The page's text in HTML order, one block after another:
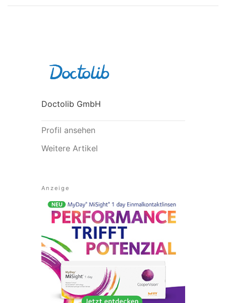
Doctolib GmbH
Profil ansehen
Weitere Artikel